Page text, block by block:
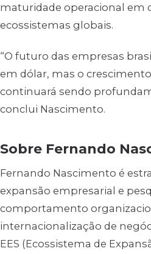
maturidade operacional em
ecossistemas globais.
“O futuro das empresas
em dólar, mas o
continuará sendo
conclui Nascimento.
Sobre Fernando
Fernando Nascimento é
expansão empresarial e
comportamento
internacionalização de
EES (Ecossistema de